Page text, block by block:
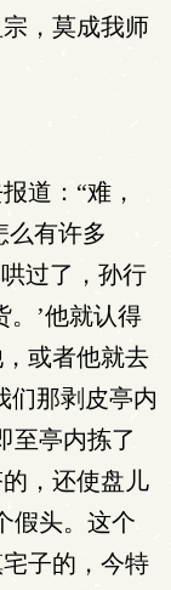
，莫成我师
道：“难，
么有许多
过了，孙行
’他就认得
或者他就去
们那剥皮亭内
至亭内拣了
，还使盘儿
假头。这个
子的，今特